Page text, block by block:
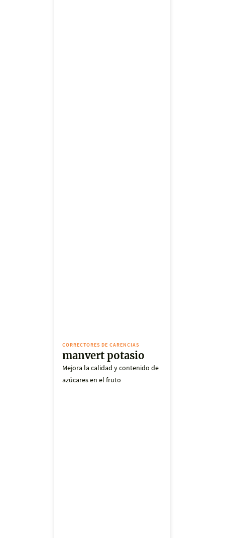
CORRECTORES DE CARENCIAS
manvert potasio
Mejora la calidad y contenido de
azúcares en el fruto